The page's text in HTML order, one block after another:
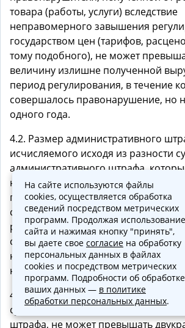
товара (работы, услуги) вследствие
неправомерного завышения
государством цен (тарифов,
тому подобного), не может
величину излишне полученной
период регулирования, в течение
совершалось правонарушение, но
одного года.
4.2. Размер административного
исчисляемого исходя из разности
административного штрафа,
наложен за совершение
правонарушения при
сведений (информации),
расчета размера
суммы наложенного
не может превышать
наложенного административного
4.3. Размер административного
сумме ранее наложенного
штрафа, не может превышать
На сайте используются файлы
cookies, осуществляется обработка
сведений посредством метрических
программ. Продолжая использование
сайта и нажимая кнопку "принять",
вы даете свое согласие на обработку
персональных данных в файлах
cookies и посредством метрических
программ. Подробности об обработке
ваших данных — в политике
обработки персональных данных.